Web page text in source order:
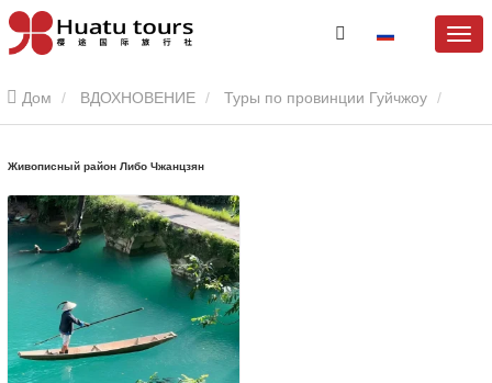
Дом ВДОХНОВЕНИЕ Туры по провинции Гуйчжоу
Живописный район Либо Чжанцзян